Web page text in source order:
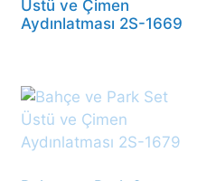
Üstü ve Çimen
Aydınlatması 2S-1669